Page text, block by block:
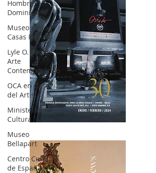
Hombre
Dominicano
Museo de Las
Casas Reales
Lyle O. Reitzel
Arte
Contemporáneo
OCA en Casa
del Artista
Ministerio de
Cultura
Museo
Bellapart
Centro Cultural
de España